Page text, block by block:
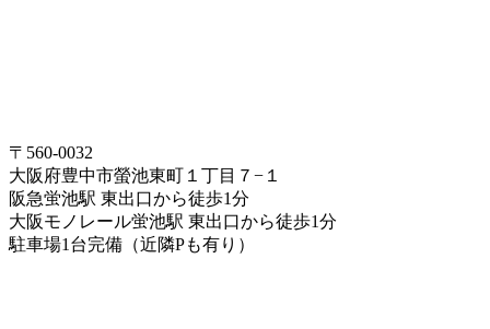
〒560-0032
大阪府豊中市螢池東町１丁目７−１
阪急蛍池駅 東出口から徒歩1分
大阪モノレール蛍池駅 東出口から徒歩1分
駐車場1台完備（近隣Pも有り）